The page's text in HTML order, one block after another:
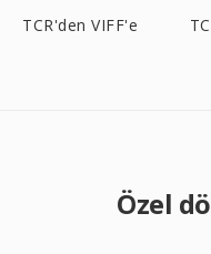
TCR'den VIFF'e
Özel